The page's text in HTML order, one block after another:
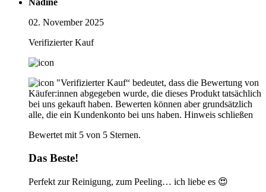
Nadine
02. November 2025
Verifizierter Kauf
"Verifizierter Kauf“ bedeutet, dass die Bewertung von
Käufer:innen abgegeben wurde, die dieses Produkt tatsächlich
bei uns gekauft haben. Bewerten können aber grundsätzlich
alle, die ein Kundenkonto bei uns haben. Hinweis schließen
Bewertet mit 5 von 5 Sternen.
Das Beste!
Perfekt zur Reinigung, zum Peeling… ich liebe es 😍